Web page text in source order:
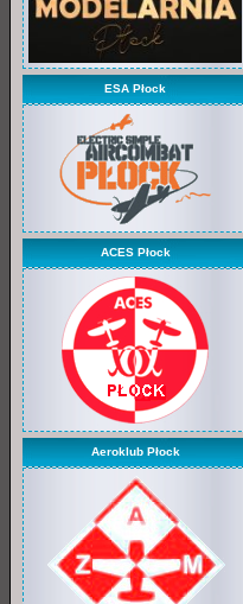
ESA Płock
ACES Płock
Aeroklub Płock